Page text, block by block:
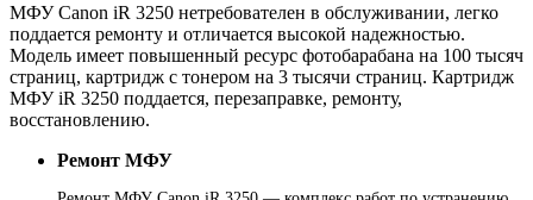
МФУ Canon iR 3250 нетребователен в обслуживании, легко
поддается ремонту и отличается высокой надежностью.
Модель имеет повышенный ресурс фотобарабана на 100 тысяч
страниц, картридж с тонером на 3 тысячи страниц. Картридж
МФУ iR 3250 поддается, перезаправке, ремонту,
восстановлению.
Ремонт МФУ